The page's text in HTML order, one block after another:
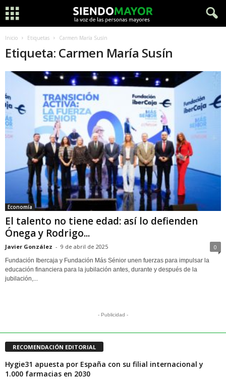
Inicio Etiquetas Carmen María Susín
Etiqueta: Carmen María Susín
Economía
El talento no tiene edad: así lo defienden
Ónega y Rodrigo...
Javier González - 9 de abril de 2025 0
Fundación Ibercaja y Fundación Más Sénior unen fuerzas para impulsar la
educación financiera para la jubilación antes, durante y después de la
jubilación,...
- Publicidad -
RECOMENDACIÓN EDITORIAL
Hygie31 apuesta por España con su filial internacional y
1.000 farmacias en 2030